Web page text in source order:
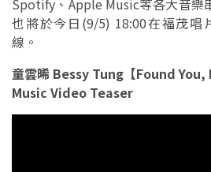
Spotify、Apple Music等各大音樂
也將於今日(9/5) 18:00在福茂唱
線。
童雲晞 Bessy Tung【Found You,
Music Video Teaser